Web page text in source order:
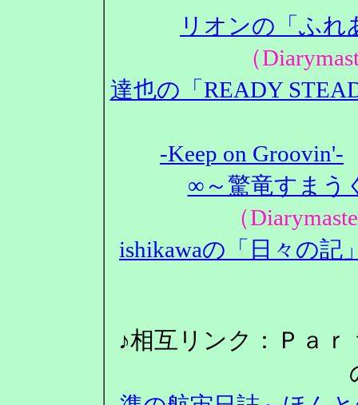
リオンの「ふ
（
達也の「READY
-Keep on Groovin'-
∞～驚竜すまう
（
ishikawaの「日々の記
♪相互リンク：Ｐａ